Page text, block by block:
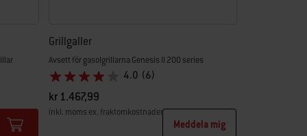
Grillgaller
Avsett för gasolgrillarna Genesis II 200 series
4.0 (6)
kr 1.467,99
inkl. moms ex. fraktomkostnader
Meddela mig